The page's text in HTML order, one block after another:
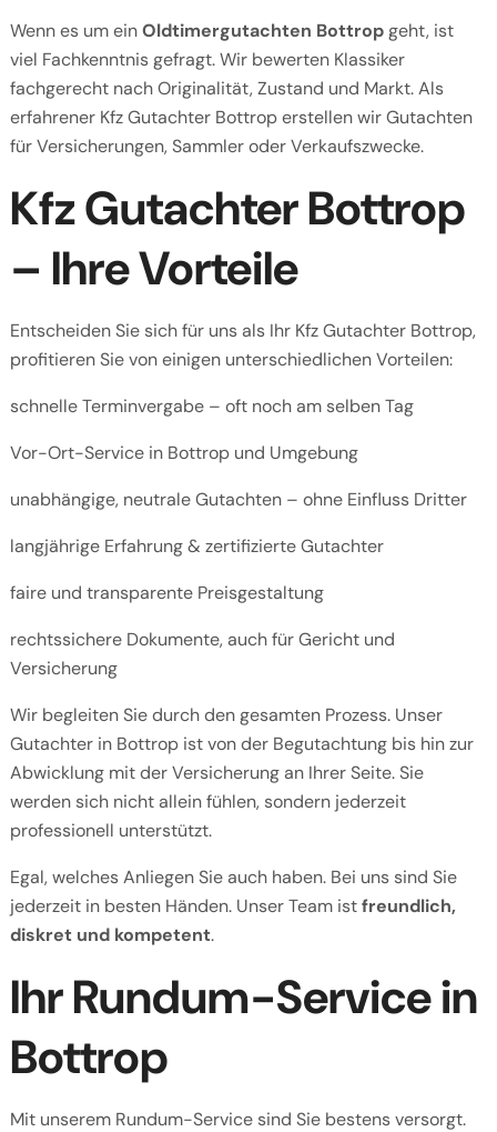
Wenn es um einOldtimergutachten Bottropgeht, ist
viel Fachkenntnis gefragt. Wir bewerten Klassiker
fachgerecht nach Originalität, Zustand und Markt. Als
erfahrener Kfz Gutachter Bottrop erstellen wir Gutachten
für Versicherungen, Sammler oder Verkaufszwecke.
Kfz Gutachter Bottrop
– Ihre Vorteile
Entscheiden Sie sich für uns als Ihr Kfz Gutachter Bottrop,
profitieren Sie von einigen unterschiedlichen Vorteilen:
schnelle Terminvergabe – oft noch am selben Tag
Vor-Ort-Service in Bottrop und Umgebung
unabhängige, neutrale Gutachten – ohne Einfluss Dritter
langjährige Erfahrung & zertifizierte Gutachter
faire und transparente Preisgestaltung
rechtssichere Dokumente, auch für Gericht und
Versicherung
Wir begleiten Sie durch den gesamten Prozess. Unser
Gutachter in Bottrop ist von der Begutachtung bis hin zur
Abwicklung mit derVersicherung an Ihrer Seite. Sie
werden sich nicht allein fühlen, sondern jederzeit
professionell unterstützt.
Egal, welches Anliegen Sie auch haben. Bei uns sind Sie
jederzeit in besten Händen. Unser Team istfreundlich,
diskret und kompetent.
Ihr Rundum-Service in
Bottrop
Mit unserem Rundum-Service sind Sie bestens versorgt.